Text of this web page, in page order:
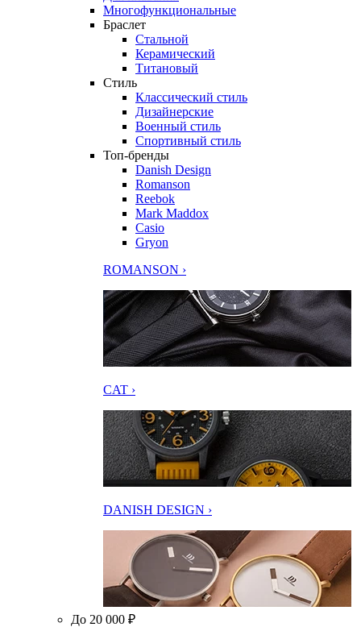
Многофункциональные
Браслет
Стальной
Керамический
Титановый
Стиль
Классический стиль
Дизайнерские
Военный стиль
Спортивный стиль
Топ-бренды
Danish Design
Romanson
Reebok
Mark Maddox
Casio
Gryon
ROMANSON ›
CAT ›
DANISH DESIGN ›
До 20 000 ₽